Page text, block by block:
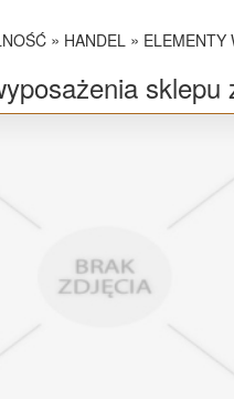
» HANDEL » ELEMENTY
sklepu